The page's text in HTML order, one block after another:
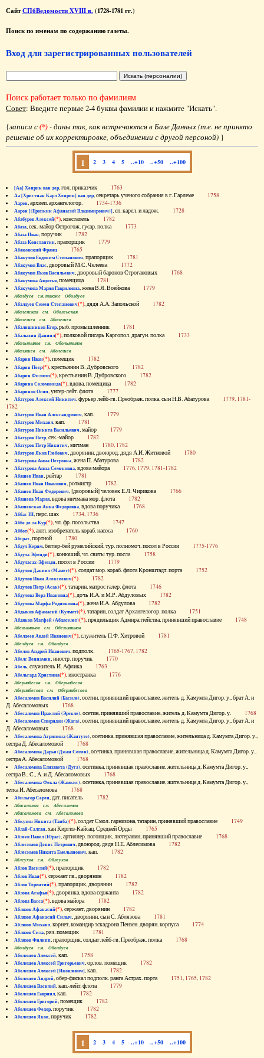
СайтСПбВедомости XVIII в. (1728-1781 гг.)
Поиск по именам по содержанию газеты.
Вход для зарегистрированных пользователей
Поиск работает только по фамилиям
Совет: Введите первые 2-4 буквы фамилии и нажмите "Искать".
{записи с(*)- даны так, как встречаются в Базе Данных (т.е. не принято
решение об их корректировке, объединении с другой персоной) }
1 2 3 4 5 ..+10 ..+50 ..+100
[Аа] Хенрик ван дер, гол. приказчик 1763
Аа [Христиан Карл Хенрик] ван дер, секретарь ученого собрания в г. Гарлеме 1758
Аарон, архиеп. архангелогор. 1734-1736
Аарон [(Еропкин Афанасий Владимирович)], еп. карел. и ладож. 1728
Абабуров Алексей(*), констапель 1782
Абаза, сек.-майор Острогож. гусар. полка 1773
Абаза Иван, поручик 1782
Абаза Константин, прапорщик 1779
Абаковский Франц 1765
Абакулов Евдоким Степанович, прапорщик 1781
Абакумов Влас, дворовый М.С. Челеева 1772
Абакумов Яков Васильевич, дворовый баронов Строгановых 1768
Абакумова Авдотья, помещица 1781
Абакумова Мария Гавриловна, жена В.Я. Воейкова 1779
Абалдуев см. также Оболдуев
Абалдуев Семен Степанович(*), дядя А.А. Запольской 1782
Абаленская см. Оболенская
Абалешев см. Аболешев
Абалишников Егор, рыб. промышленник 1781
Абалыхин Даниил(*), полковой писарь Каргопол. драгун. полка 1733
Абальянинов см. Обольянинов
Абаляшев см. Аболешев
Абарин Иван(*), помещик 1782
Абарин Петр(*), крестьянин В. Дубровского 1782
Абарин Филипп(*), крестьянин В. Дубровского 1782
Абарина Соломонида(*), вдова, помещица 1782
Абаринов Осип, унтер-лейт. флота 1777
Абатуров Алексей Никитич, фурьер лейб-гв. Преображ. полка, сын Н.В. Абатурова 1779, 1781-
1782
Абатуров Иван Александрович, кап. 1779
Абатуров Михаил, кап. 1781
Абатуров Никита Васильевич, майор 1779
Абатуров Петр, сек.-майор 1782
Абатуров Петр Никитич, мичман 1780, 1782
Абатуров Яков Глебович, дворянин, двоюрод. дядя А.И. Житновой 1780
Абатурова Анна Петровна, жена П. Абатурова 1782
Абатурова Анна Семеновна, вдова майора 1776, 1779, 1781-1782
Абашев Иван, рейтар 1781
Абашев Иван Иванович, ротмистр 1782
Абашев Иван Федорович, [дворовый] человек Е.Л. Чирикова 1766
Абашева Мария, вдова мичмана мор. флота 1782
Абашевская Анна Федоровна, вдова поручика 1768
Аббас III, перс. шах 1734, 1736
Аббе де ла Кур(*), чл. фр. посольства 1747
Аббот(*), англ. изобретатель кораб. насоса 1760
Абграт, портной 1780
Абдул Керим, беглер-бей румелийский, тур. полномоч. посол в России 1775-1776
Абдула Эфенди(*), конюший, чл. свиты тур. посла 1758
Абдуласах-Эфенди, посол в России 1779
Абдулов Даниил (Мамет)(*), солдат мор. кораб. флота Кронштадт. порта 1752
Абдулов Иван Алексеевич(*) 1782
Абдулов Петр (Асак)(*), татарин, матрос галер. флота 1746
Абдулова Вера Ивановна(*), дочь И.А. и М.Р. Абдуловых 1782
Абдулова Марфа Родионовна(*), жена И.А. Абдулова 1782
Абдыков Афанасий (Кулмет)(*), татарин, солдат Архангелогор. полка 1751
Абдяков Матфей (Абдяселет)(*), прядильщик Адмиралтейства, принявший православие 1748
Абезьянинов см. Обезьянинов
Абелдеев Авдей Иванович(*), служитель П.Ф. Хитровой 1781
Абелдуев см. Оболдуев
Абелов Андрей Иванович, подполк. 1765-1767, 1782
Абелс Вениамин, иностр. поручик 1770
Абель, служитель И. Афлика 1763
Абельгард Христина(*), иностранка 1776
Абернибесов см. Обернибесов
Абернибесова см. Обернибесова
Абесаломов Василий (Басиле), осетин, принявший православие, житель д. Камумта Дигор. у., брат А. и
Д. Абесаломовых 1768
Абесаломов Ираклий (Эрекле), осетин, принявший православие, житель д. Камумта Дигор. у. 1768
Абесаломов Спиридон (Жага), осетин, принявший православие, житель д. Камумта Дигор. у., брат А. и
Д. Абесаломовых 1768
Абесаломова Агрипина (Жантуте), осетинка, принявшая православие, жительница д. Камумта Дигор. у.,
сестра Д. Абесаломовой 1768
Абесаломова Дарья (Джан Семен), осетинка, принявшая православие, жительница д. Камумта Дигор. у.,
сестра А. Абесаломовой 1768
Абесаломова Елизавета (Дуга), осетинка, принявшая православие, жительница д. Камумта Дигор. у.,
сестра В., С., А. и Д. Абесаломовых 1768
Абесаломова Фекла (Жамкис), осетинка, принявшая православие, жительница д. Камумта Дигор. у.,
тетка И. Абесаломова 1768
Абильгор Серен, дат. писатель 1782
Абисаломов см. Абесаломов
Абисаломова см. Абесаломова
Абкузин Никита (Танба)(*), солдат Смол. гарнизона, татарин, принявший православие 1749
Аблай-Салтан, хан Киргиз-Кайсац. Средней Орды 1765
Аблеев Павел (Юрас), артиллер. погонщик, лютеранин, принявший православие 1768
Аблесимов Денис Петрович, двоюрод. дядя Н.Е. Аблесимова 1782
Аблесимов Никита Емельянович, кап. 1782
Аблеухов см. Облеухов
Аблов Василий(*), прапорщик 1782
Аблов Иван(*), сержант гв., дворянин 1782
Аблов Терентий(*), прапорщик, дворянин 1782
Аблова Агафья(*), дворянка, вдова сержанта 1782
Аблова Васса(*), вдова майора 1782
Аблязов Афанасий(*), сержант, дворянин 1782
Аблязов Афанасий Силыч, дворянин, сын С. Аблязова 1781
Аблязов Михаил, корнет, командир эскадрона Пензен. дворян. корпуса 1774
Аблязов Сила, ряз. помещик 1781
Аблязов Филипп, прапорщик, солдат лейб-гв. Преображ. полка 1768
Аболдуев см. Оболдуев
Аболешев Алексей, кап. 1758
Аболешев Алексей Григорьевич, орлов. помещик 1782
Аболешев Алексей [Яковлевич], кап. 1782
Аболешев Андрей, обер-фискал подполк. ранга Астрах. порта 1751, 1765, 1782
Аболешев Василий, кап.-лейт. флота 1779
Аболешев Гавриил, кап. 1782
Аболешев Григорий, помещик 1782
Аболешев Федор, поручик 1782
Аболешев Яков, поручик 1782
1 2 3 4 5 ..+10 ..+50 ..+100